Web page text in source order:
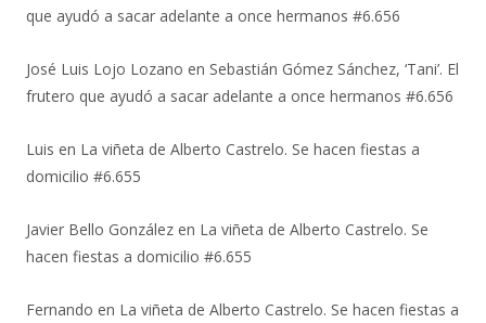
que ayudó a sacar adelante a once hermanos #6.656
José Luis Lojo Lozano en Sebastián Gómez Sánchez, ‘Tani’. El
frutero que ayudó a sacar adelante a once hermanos #6.656
Luis en La viñeta de Alberto Castrelo. Se hacen fiestas a
domicilio #6.655
Javier Bello González en La viñeta de Alberto Castrelo. Se
hacen fiestas a domicilio #6.655
Fernando en La viñeta de Alberto Castrelo. Se hacen fiestas a